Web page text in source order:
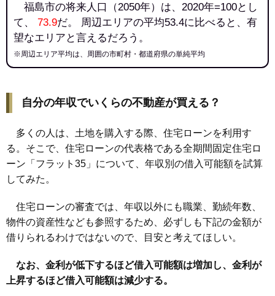
福島市の将来人口（2050年）は、2020年=100とし
て、 73.9だ。 周辺エリアの平均53.4に比べると、有
望なエリアと言えるだろう。
※周辺エリア平均は、周囲の市町村・都道府県の単純平均
自分の年収でいくらの不動産が買える？
多くの人は、土地を購入する際、住宅ローンを利用す
る。そこで、住宅ローンの代表格である全期間固定住宅ロ
ーン「フラット35」について、年収別の借入可能額を試算
してみた。
住宅ローンの審査では、年収以外にも職業、勤続年数、
物件の資産性なども参照するため、必ずしも下記の金額が
借りられるわけではないので、目安と考えてほしい。
なお、金利が低下するほど借入可能額は増加し、金利が
上昇するほど借入可能額は減少する。